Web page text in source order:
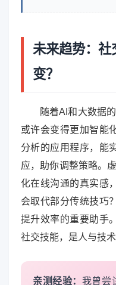
未来趋势：社
变？
随着AI和大数据
或许会变得更加智能
分析的应用程序，能
应，助你调整策略。
化在线沟通的真实感
会取代部分传统技巧
提升效率的重要助手
社交技能，是人与技
亲测经验： 我曾尝